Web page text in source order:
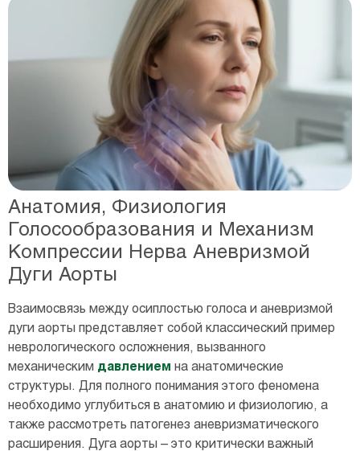
Анатомия, Физиология
Голосообразования и Механизм
Компрессии Нерва Аневризмой
Дуги Аорты
Взаимосвязь между осиплостью голоса и аневризмой
дуги аорты представляет собой классический пример
неврологического осложнения, вызванного
механическим давлением на анатомические
структуры. Для полного понимания этого феномена
необходимо углубиться в анатомию и физиологию, а
также рассмотреть патогенез аневризматического
расширения. Дуга аорты – это критически важный